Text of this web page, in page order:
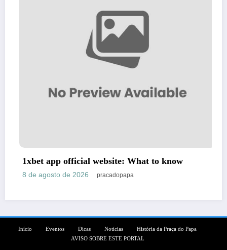
to know
How to Install APK for
Guide for US Players
Dicas Notícias
História da Praça do Papa